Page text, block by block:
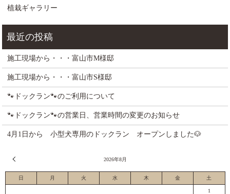
植栽ギャラリー
施工現場から・・・富山市M様邸
施工現場から・・・富山市S様邸
🐾ドックラン🐾のご利用について
🐾ドックラン🐾の営業日、営業時間の変更のお知らせ
4月1日から 小型犬専用のドックラン オープンしました🐶
2026年8月
日 月 火 水 木 金 土
1